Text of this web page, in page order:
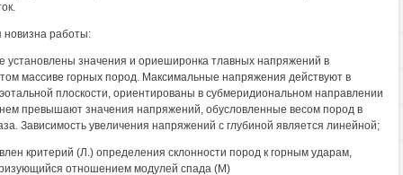
новизна работы:
установлены значения и ориеширонка тлавных напряжений в
массиве горных пород. Максимальные напряжения действуют в
плоскости, ориентированы в субмеридиональном направлении
превышают значения напряжений, обусловленные весом пород в
Зависимость увеличения напряжений с глубиной является линейной;
критерий (Л.) определения склонности пород к горным ударам,
отношением модулей спада (М)